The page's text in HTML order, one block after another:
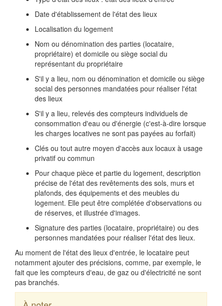
Date d'établissement de l'état des lieux
Localisation du logement
Nom ou dénomination des parties (locataire,
propriétaire) et domicile ou siège social du
représentant du propriétaire
S'il y a lieu, nom ou dénomination et domicile ou siège
social des personnes mandatées pour réaliser l'état
des lieux
S'il y a lieu, relevés des compteurs individuels de
consommation d'eau ou d'énergie (c'est-à-dire lorsque
les charges locatives ne sont pas payées au forfait)
Clés ou tout autre moyen d'accès aux locaux à usage
privatif ou commun
Pour chaque pièce et partie du logement, description
précise de l'état des revêtements des sols, murs et
plafonds, des équipements et des meubles du
logement. Elle peut être complétée d'observations ou
de réserves, et illustrée d'images.
Signature des parties (locataire, propriétaire) ou des
personnes mandatées pour réaliser l'état des lieux.
Au moment de l'état des lieux d'entrée, le locataire peut
notamment ajouter des précisions, comme, par exemple, le
fait que les compteurs d'eau, de gaz ou d'électricité ne sont
pas branchés.